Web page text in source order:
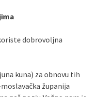
dobrovoljna
kuna) za obnovu tih
županija